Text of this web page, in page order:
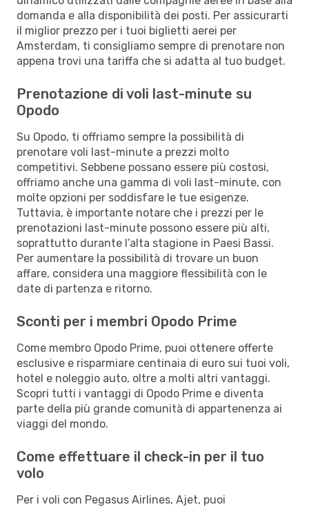
domanda e alla disponibilità dei posti. Per assicurarti
il miglior prezzo per i tuoi biglietti aerei per
Amsterdam, ti consigliamo sempre di prenotare non
appena trovi una tariffa che si adatta al tuo budget.
Prenotazione di voli last-minute su
Opodo
Su Opodo, ti offriamo sempre la possibilità di
prenotare voli last-minute a prezzi molto
competitivi. Sebbene possano essere più costosi,
offriamo anche una gamma di voli last-minute, con
molte opzioni per soddisfare le tue esigenze.
Tuttavia, è importante notare che i prezzi per le
prenotazioni last-minute possono essere più alti,
soprattutto durante l’alta stagione in Paesi Bassi.
Per aumentare la possibilità di trovare un buon
affare, considera una maggiore flessibilità con le
date di partenza e ritorno.
Sconti per i membri Opodo Prime
Come membro Opodo Prime, puoi ottenere offerte
esclusive e risparmiare centinaia di euro sui tuoi voli,
hotel e noleggio auto, oltre a molti altri vantaggi.
Scopri tutti i vantaggi di Opodo Prime e diventa
parte della più grande comunità di appartenenza ai
viaggi del mondo.
Come effettuare il check-in per il tuo
volo
Per i voli con Pegasus Airlines, Ajet, puoi